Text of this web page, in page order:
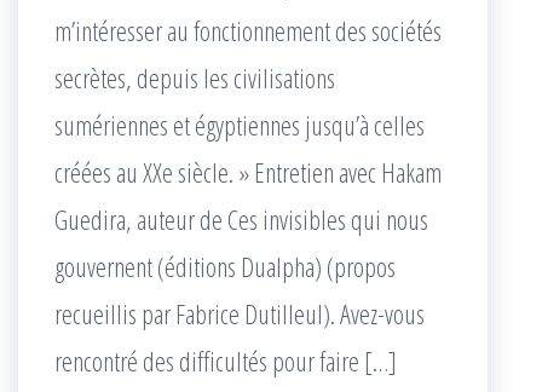
m’intéresser au fonctionnement des sociétés
secrètes, depuis les civilisations
sumériennes et égyptiennes jusqu’à celles
créées au XXe siècle. » Entretien avec Hakam
Guedira, auteur de Ces invisibles qui nous
gouvernent (éditions Dualpha) (propos
recueillis par Fabrice Dutilleul). Avez-vous
rencontré des difficultés pour faire […]